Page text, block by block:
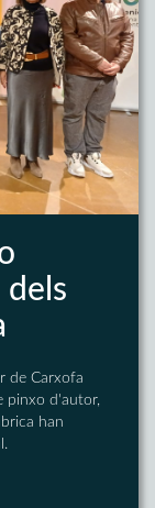
dels
de Carxofa
pinxo d'autor,
han